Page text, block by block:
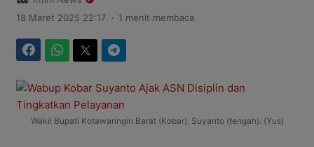
18 Maret 2025 22:17 . 1 menit membaca
Wakil Bupati Kotawaringin Barat (Kobar), Suyanto (tengah). (Yus)